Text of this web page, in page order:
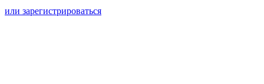
или зарегистрироваться